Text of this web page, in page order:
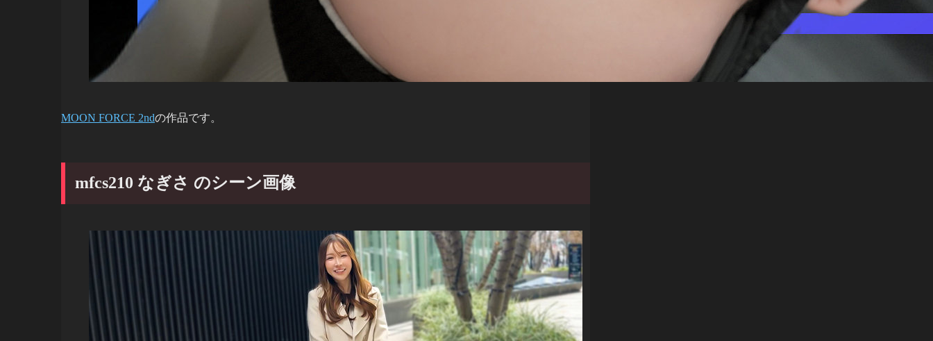
MOON FORCE 2ndの作品です。
mfcs210 なぎさ のシーン画像